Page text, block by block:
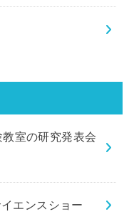
室の研究発表会
エンスショー